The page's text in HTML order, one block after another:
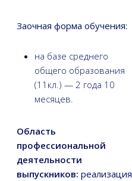
Заочная форма обучения:
на базе среднего
общего образования
(11кл.) — 2 года 10
месяцев.
Область
профессиональной
деятельности
выпускников: реализация